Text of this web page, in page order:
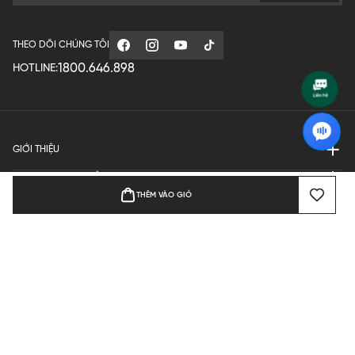
THÊM VÀO GIỎ
THEO DÕI CHÚNG TÔI
HOTLINE:1800.646.898
GIỚI THIỆU
QUY ĐỊNH HOẠT ĐỘNG